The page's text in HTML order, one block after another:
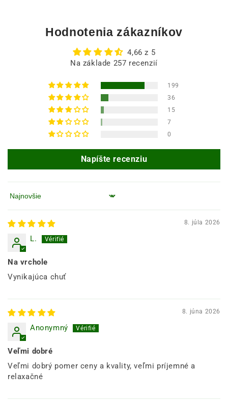
Hodnotenia zákazníkov
4,66 z 5
Na základe 257 recenzií
199
36
15
7
0
Napíšte recenziu
Zoradiť podľa
8. júla 2026
L.
Na vrchole
Vynikajúca chuť
8. júna 2026
Anonymný
Veľmi dobré
Veľmi dobrý pomer ceny a kvality, veľmi príjemné a
relaxačné